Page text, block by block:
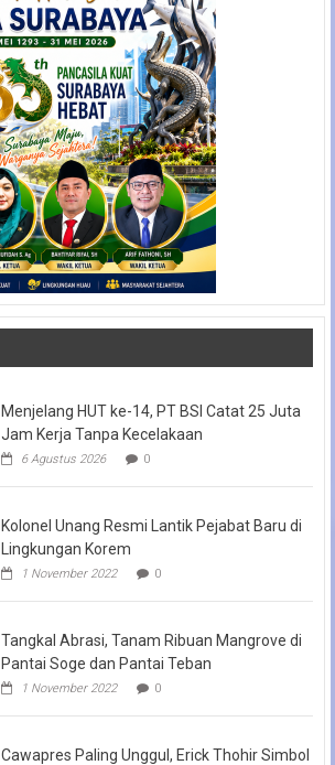
Menjelang HUT ke-14, PT BSI Catat 25 Juta
Jam Kerja Tanpa Kecelakaan
6 Agustus 2026 0
Kolonel Unang Resmi Lantik Pejabat Baru di
Lingkungan Korem
1 November 2022 0
Tangkal Abrasi, Tanam Ribuan Mangrove di
Pantai Soge dan Pantai Teban
1 November 2022 0
Cawapres Paling Unggul, Erick Thohir Simbol